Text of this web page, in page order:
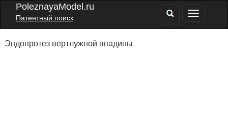
PoleznayaModel.ru
Патентный поиск
Эндопротез вертлужной впадины